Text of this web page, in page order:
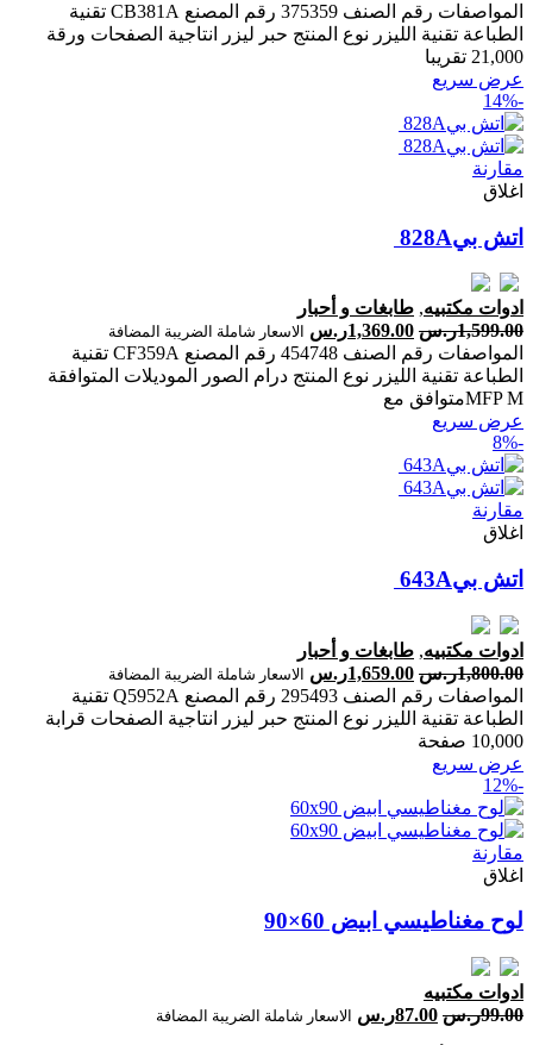
المواصفات رقم الصنف 375359 رقم المصنع CB381A تقنية
الطباعة تقنية الليزر نوع المنتج حبر ليزر انتاجية الصفحات ‎ورقة
‎21‎,‎000‎ تقريبا‎
عرض سريع
-14%
مقارنة
اغلاق
ادوات مكتبيه, طابغات و أحبار
1,599.00ر.س 1,369.00ر.س الاسعار شاملة الضريبة المضافة
المواصفات رقم الصنف 454748 رقم المصنع CF359A تقنية
الطباعة تقنية الليزر نوع المنتج درام الصور الموديلات المتوافقة
MFP Mمتوافق مع
عرض سريع
-8%
مقارنة
اغلاق
ادوات مكتبيه, طابغات و أحبار
1,800.00ر.س 1,659.00ر.س الاسعار شاملة الضريبة المضافة
المواصفات رقم الصنف 295493 رقم المصنع Q5952A تقنية
الطباعة تقنية الليزر نوع المنتج حبر ليزر انتاجية الصفحات ‎قرابة
10,000 صفحة‎
عرض سريع
-12%
مقارنة
اغلاق
لوح مغناطيسي ابيض 60×90
ادوات مكتبيه
99.00ر.س 87.00ر.س الاسعار شاملة الضريبة المضافة